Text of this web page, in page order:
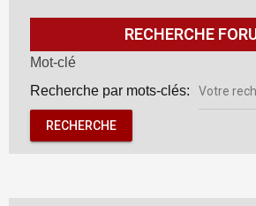
RECHERCHE
Mot-clé
Recherche par mots-clés: